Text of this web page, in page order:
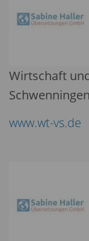
Wirtschaft
www.wt-vs.de